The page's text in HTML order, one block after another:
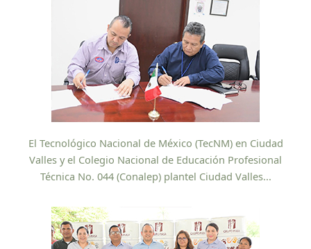
El Tecnológico Nacional de México (TecNM) en Ciudad
Valles y el Colegio Nacional de Educación Profesional
Técnica No. 044 (Conalep) plantel Ciudad Valles...